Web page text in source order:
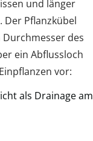
und länger
Der Pflanzkübel
des
ein Abflussloch
vor:
als Drainage am